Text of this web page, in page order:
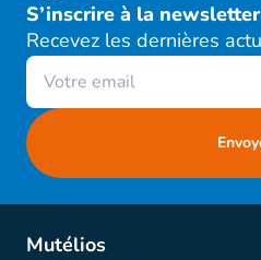
S’inscrire à la newsletter
Recevez les dernières
Mutélios